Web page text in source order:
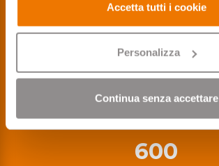
Accetta tutti i cookie
Personalizza
Continua senza accettare
20
ANNI DI ATTIVITA'
3
PUNTI VENDITA
600